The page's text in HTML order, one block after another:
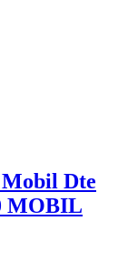
Dte
MOBIL